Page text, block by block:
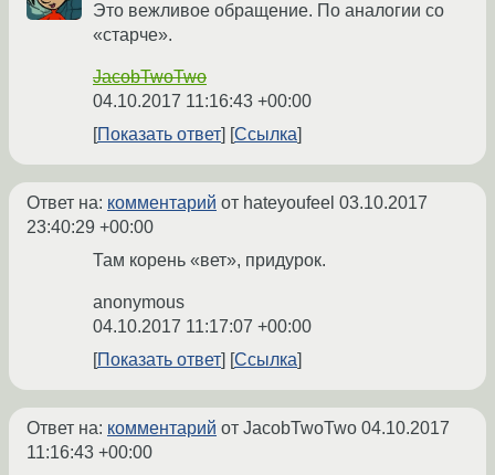
Это вежливое обращение. По аналогии со
«старче».
JacobTwoTwo
04.10.2017 11:16:43 +00:00
Показать ответ
Ссылка
Ответ на: комментарий от hateyoufeel 03.10.2017
23:40:29 +00:00
Там корень «вет», придурок.
anonymous
04.10.2017 11:17:07 +00:00
Показать ответ
Ссылка
Ответ на: комментарий от JacobTwoTwo 04.10.2017
11:16:43 +00:00